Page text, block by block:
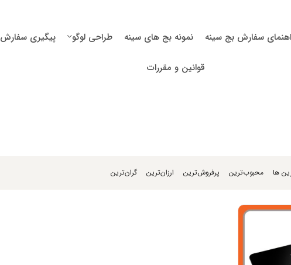
سفارش بج سینه نمونه بج های سینه طراحی لوگو پیگیری سفارش
قوانین و مقررات
ها محبوب‌‌ترین پرفروش‌ترین ارزان‌ترین گران‌ترین